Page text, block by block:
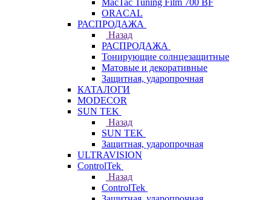
MacTac Tuning Film 700 BF
ORACAL
РАСПРОДАЖА
Назад
РАСПРОДАЖА
Тонирующие солнцезащитные
Матовые и декоративные
Защитная, ударопрочная
КАТАЛОГИ
MODECOR
SUN TEK
Назад
SUN TEK
Защитная, ударопрочная
ULTRAVISION
ControlTek
Назад
ControlTek